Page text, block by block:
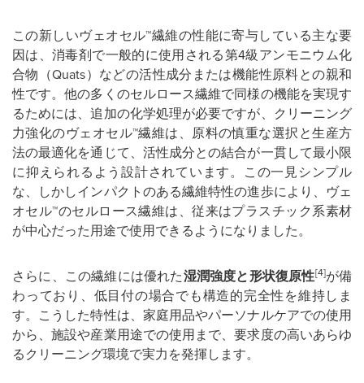
この新しいヴェオセル™繊維の性能に寄与している主な要
因は、消毒剤で一般的に使用される第4級アンモニウム化
合物（Quats）などの活性成分または機能性原料との親和
性です。他の多くのセルロース繊維で同様の機能を実現す
るためには、追加の化学処理が必要ですが、クリーニング
力強化のヴェオセル™繊維は、原料の慎重な選択と生産方
法の最適化を通じて、活性成分との結合が一貫して最小限
に抑えられるよう設計されています。この一見シンプル
な、しかしインパクトのある繊維特性の進歩により、ヴェ
オセル™のセルロース繊維は、従来はプラスチック系素材
が中心だった用途で使用できるようになりました。
さらに、この繊維には優れた湿潤強度と形状復原性[4]が備
わっており、低目付の場合でも構造的完全性を維持しま
す。こうした特性は、家庭用品やパーソナルケアでの使用
から、施設や産業用途での使用まで、要求度の高いあらゆ
るクリーニング環境で実力を発揮します。